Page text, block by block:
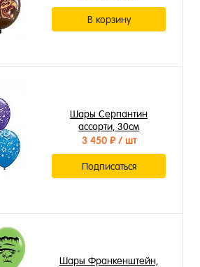
В корзину
Шары Серпантин
ассорти, 30см
3 450 ₽/ шт
Подписаться
Шары Франкенштейн,